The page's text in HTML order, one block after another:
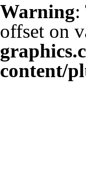
Warning:
offset on
content/